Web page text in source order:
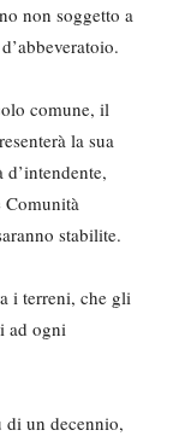
non soggetto a
comune, il
la sua
stabilite.
i terreni, che gli
ad ogni
di un decennio,